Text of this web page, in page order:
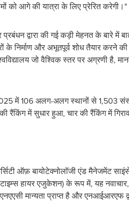
को आगे की यात्रा के लिए प्रेरित करेगी।"
प्रबंधन द्वारा की गई कड़ी मेहनत के बारे
के निर्माण और अभूतपूर्व शोध तैयार करने
जो वैश्विक स्तर पर अग्रणी है,
में 106 अलग-अलग स्थानों से 1,503
की रैंकिंग में सुधार हुआ, चार की रैंकिंग में
ऑफ़ बायोटेक्नोलॉजी एंड मैनेजमेंट
टाइम्स हायर एजुकेशन) के रूप में, यह
मान्यता प्राप्त है और एनआईआरएफ